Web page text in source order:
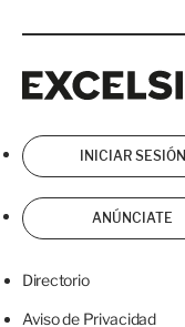
INICIAR SESIÓN
ANÚNCIATE
Directorio
Aviso de Privacidad